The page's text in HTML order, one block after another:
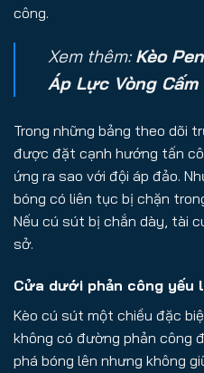
công.
Xem thêm:Kèo
Áp Lực Vòng Cấm
Trong những bảng theo dõi
được đặt cạnh hướng tấn
ứng ra sao với đội áp đảo.
bóng có liên tục bị chặn
Nếu cú sút bị chắn dày, tài
sở.
Cửa dưới phản công yếu
Kèo cú sút một chiều đặc
không có đường phản công
phá bóng lên nhưng không